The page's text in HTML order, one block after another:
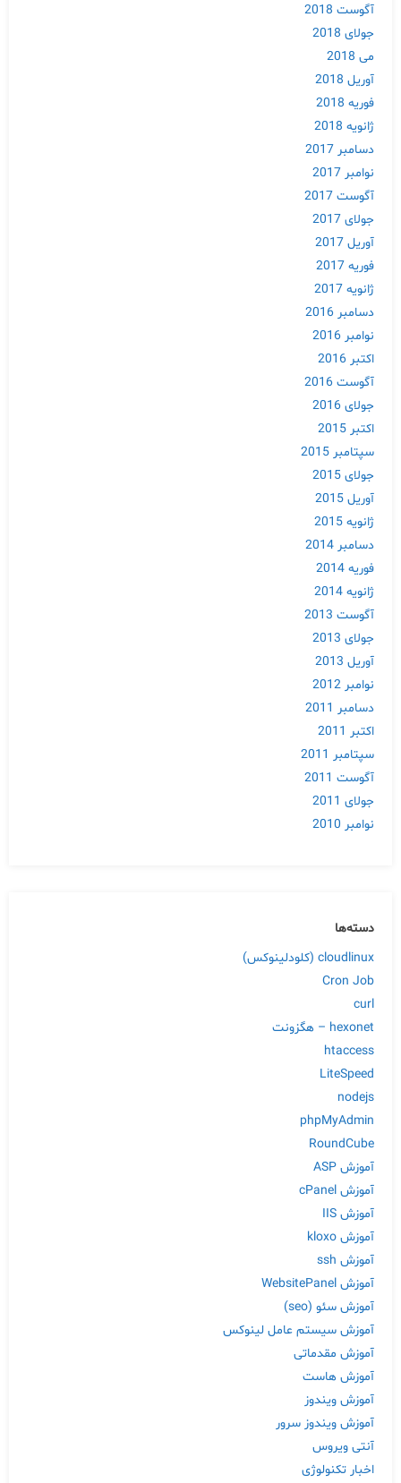
آگوست 2018
جولای 2018
می 2018
آوریل 2018
فوریه 2018
ژانویه 2018
دسامبر 2017
نوامبر 2017
آگوست 2017
جولای 2017
آوریل 2017
فوریه 2017
ژانویه 2017
دسامبر 2016
نوامبر 2016
اکتبر 2016
آگوست 2016
جولای 2016
اکتبر 2015
سپتامبر 2015
جولای 2015
آوریل 2015
ژانویه 2015
دسامبر 2014
فوریه 2014
ژانویه 2014
آگوست 2013
جولای 2013
آوریل 2013
نوامبر 2012
دسامبر 2011
اکتبر 2011
سپتامبر 2011
آگوست 2011
جولای 2011
نوامبر 2010
دسته‌ها
cloudlinux (کلودلینوکس)
Cron Job
curl
hexonet – هگزونت
htaccess
LiteSpeed
nodejs
phpMyAdmin
RoundCube
آموزش ASP
آموزش cPanel
آموزش IIS
آموزش kloxo
آموزش ssh
آموزش WebsitePanel
آموزش سئو (seo)
آموزش سیستم عامل لینوکس
آموزش مقدماتی
آموزش هاست
آموزش ویندوز
آموزش ویندوز سرور
آنتی ویروس
اخبار تکنولوژی